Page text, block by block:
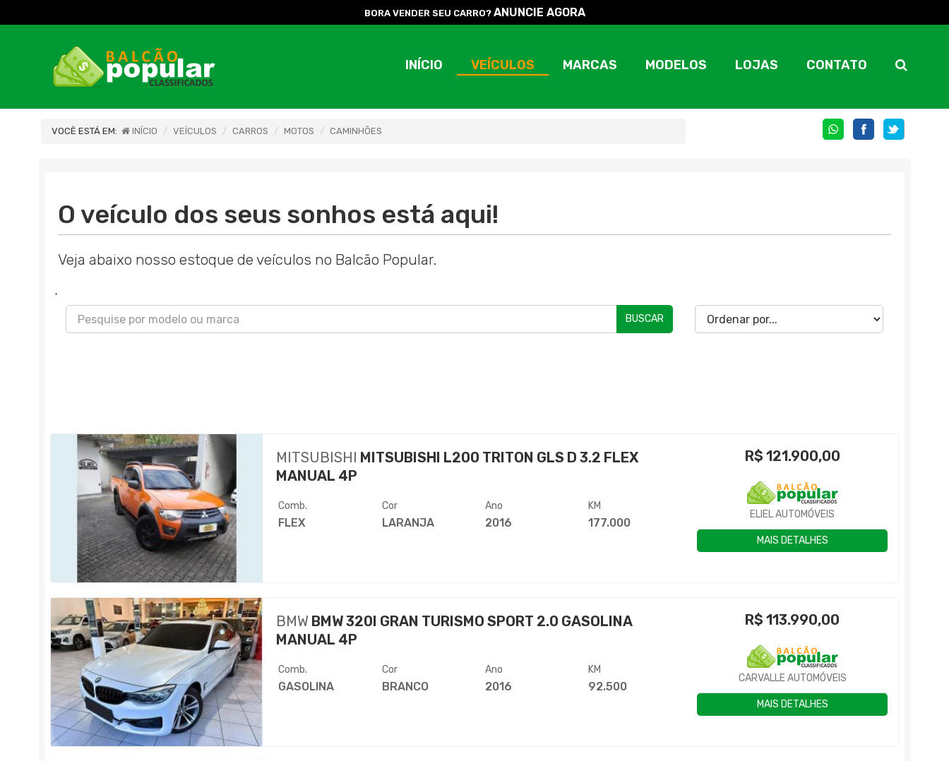
BORA VENDER SEU CARRO? ANUNCIE AGORA
INÍCIO VEÍCULOS MARCAS MODELOS LOJAS CONTATO
VOCÊ ESTÁ EM: INÍCIO VEÍCULOS CARROS MOTOS CAMINHÕES
O veículo dos seus sonhos está aqui!
Veja abaixo nosso estoque de veículos no Balcão Popular.
'
BUSCAR
MITSUBISHI MITSUBISHI L200 TRITON GLS D 3.2 FLEX
MANUAL 4P
Comb.
FLEX
Cor
LARANJA
Ano
2016
KM
177.000
R$ 121.900,00
ELIEL AUTOMÓVEIS
MAIS DETALHES
BMW BMW 320I GRAN TURISMO SPORT 2.0 GASOLINA
MANUAL 4P
Comb.
GASOLINA
Cor
BRANCO
Ano
2016
KM
92.500
R$113.990,00
CARVALLE AUTOMÓVEIS
MAIS DETALHES